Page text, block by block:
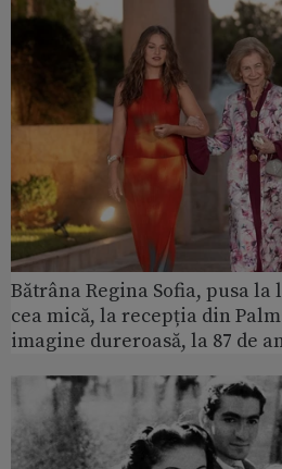
Bătrâna Regina Sofia, pusa
cea mică, la recepția din
imagine dureroasă, la 87 de